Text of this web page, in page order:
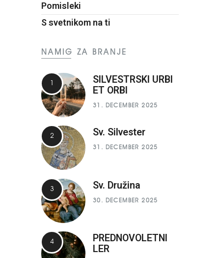
Pomisleki
S svetnikom na ti
NAMIG ZA BRANJE
SILVESTRSKI URBI
ET ORBI
31. DECEMBER 2025
Sv. Silvester
31. DECEMBER 2025
Sv. Družina
30. DECEMBER 2025
PREDNOVOLETNI
LER